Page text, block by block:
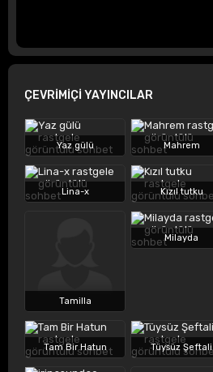
ÇEVRİMİÇİ YAYINCILAR
Yaz gülü Mahrem
Lina-x Kızıl tutku
Tamilla
Milayda
Tam Bir Hatun Tüysüz Şeftali